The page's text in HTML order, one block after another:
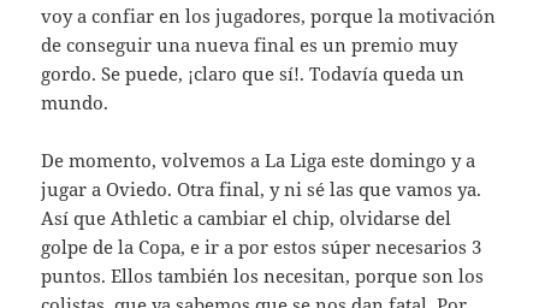
voy a confiar en los jugadores, porque la motivación
de conseguir una nueva final es un premio muy
gordo. Se puede, ¡claro que sí!. Todavía queda un
mundo.
De momento, volvemos a La Liga este domingo y a
jugar a Oviedo. Otra final, y ni sé las que vamos ya.
Así que Athletic a cambiar el chip, olvidarse del
golpe de la Copa, e ir a por estos súper necesarios 3
puntos. Ellos también los necesitan, porque son los